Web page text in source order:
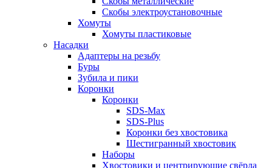
Скобы электроустановочные
Хомуты
Хомуты пластиковые
Насадки
Адаптеры на резьбу
Буры
Зубила и пики
Коронки
Коронки
SDS-Max
SDS-Plus
Коронки без хвостовика
Шестигранный хвостовик
Наборы
Хвостовики и центрирующие свёрла